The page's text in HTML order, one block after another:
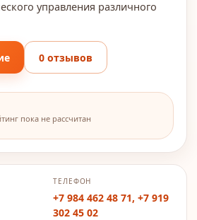
управления различного
0 отзывов
пока не рассчитан
ТЕЛЕФОН
+7 984 462 48 71, +7 919
302 45 02